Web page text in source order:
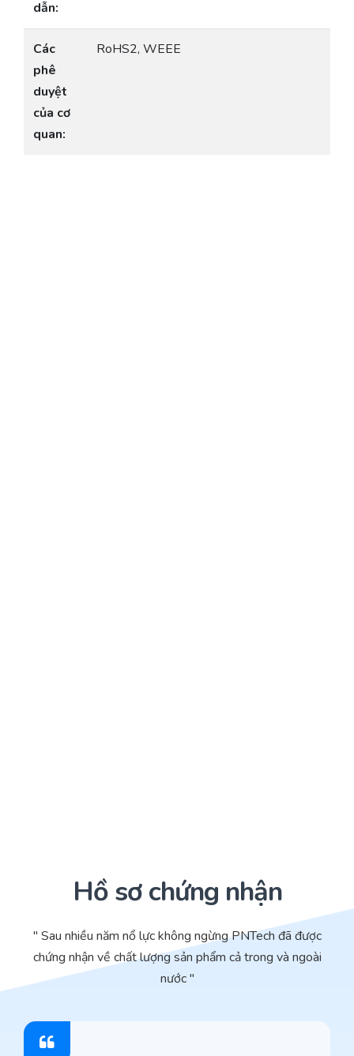
dẫn:
Các
phê
duyệt
của cơ
quan:
RoHS2, WEEE
Hồ sơ chứng nhận
" Sau nhiều năm nổ lực không ngừng PNTech đã được
chứng nhận về chất lượng sản phẩm cả trong và ngoài
nước "